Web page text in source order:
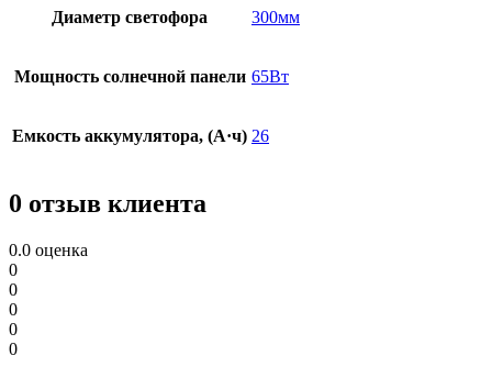
Диаметр светофора 300мм
Мощность солнечной панели 65Вт
Емкость аккумулятора, (А·ч) 26
0 отзыв клиента
0.0 оценка
0
0
0
0
0